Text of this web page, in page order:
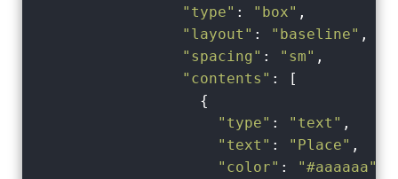
"type" : "box" ,
"layout" : "baseline" ,
"spacing" : "sm" ,
"contents" : [
                  {
"type" : "text" ,
"text" : "Place" ,
"color" : "#aaaaaa"